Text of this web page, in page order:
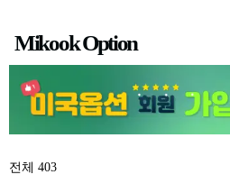
츠
Mikook Option
전체 403